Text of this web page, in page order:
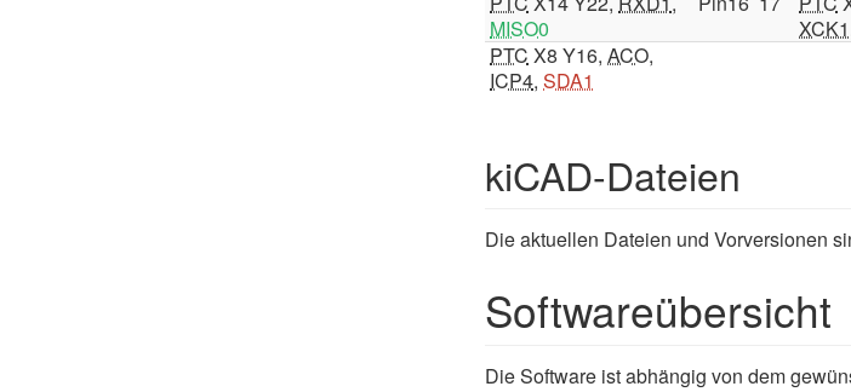
MISO0
XCK1
PTC X8 Y16, ACO,
ICP4, SDA1
kiCAD-Dateien
Die aktuellen Dateien und Vorversionen
Softwareübersicht
Die Software ist abhängig von dem